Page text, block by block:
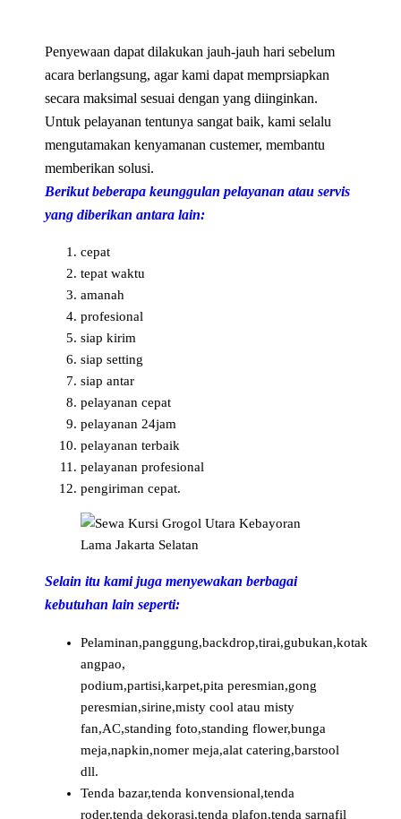
Penyewaan dapat dilakukan jauh-jauh hari sebelum
acara berlangsung, agar kami dapat memprsiapkan
secara maksimal sesuai dengan yang diinginkan.
Untuk pelayanan tentunya sangat baik, kami selalu
mengutamakan kenyamanan custemer, membantu
memberikan solusi.
Berikut beberapa keunggulan pelayanan atau servis
yang diberikan antara lain:
cepat
tepat waktu
amanah
profesional
siap kirim
siap setting
siap antar
pelayanan cepat
pelayanan 24jam
pelayanan terbaik
pelayanan profesional
pengiriman cepat.
Selain itu kami juga menyewakan berbagai
kebutuhan lain seperti:
Pelaminan,panggung,backdrop,tirai,gubukan,kotak
angpao,
podium,partisi,karpet,pita peresmian,gong
peresmian,sirine,misty cool atau misty
fan,AC,standing foto,standing flower,bunga
meja,napkin,nomer meja,alat catering,barstool
dll.
Tenda bazar,tenda konvensional,tenda
roder,tenda dekorasi,tenda plafon,tenda sarnafil